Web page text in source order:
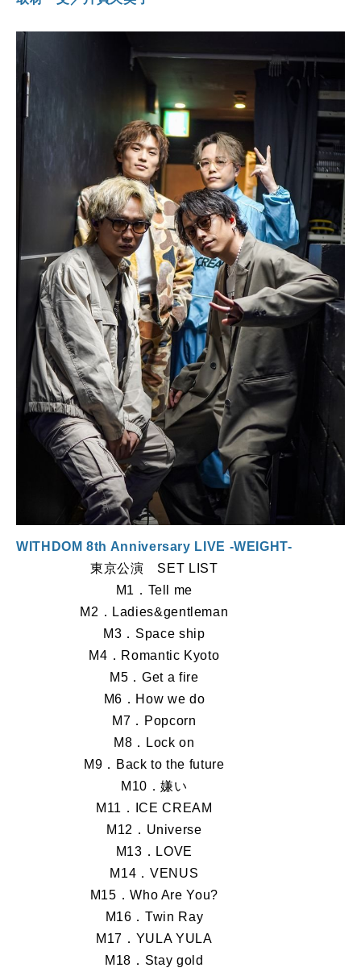
WITHDOM 8th Anniversary LIVE -WEIGHT-
東京公演 SET LIST
M1．Tell me
M2．Ladies&gentleman
M3．Space ship
M4．Romantic Kyoto
M5．Get a fire
M6．How we do
M7．Popcorn
M8．Lock on
M9．Back to the future
M10．嫌い
M11．ICE CREAM
M12．Universe
M13．LOVE
M14．VENUS
M15．Who Are You?
M16．Twin Ray
M17．YULA YULA
M18．Stay gold